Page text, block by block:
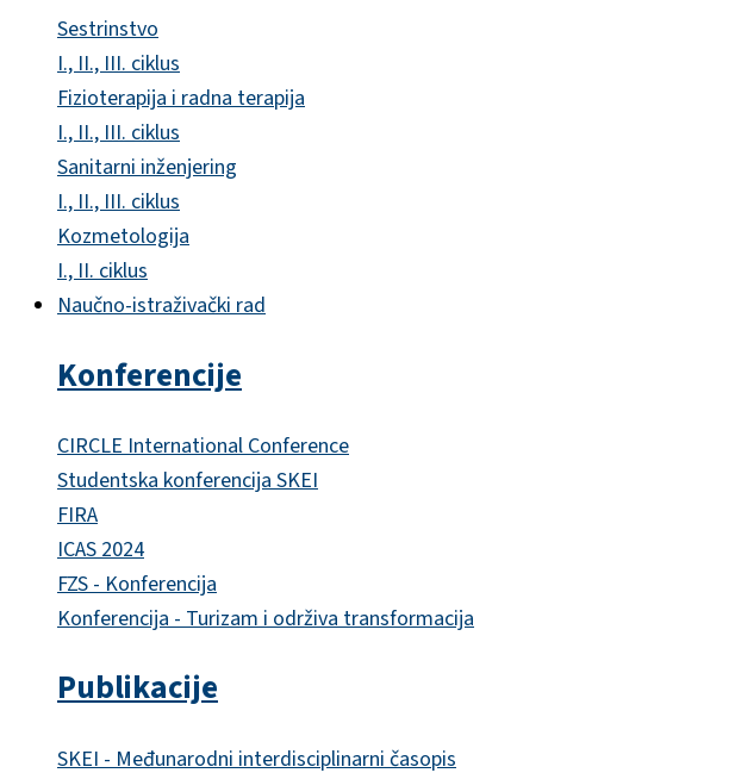
Sestrinstvo
I., II., III. ciklus
Fizioterapija i radna terapija
I., II., III. ciklus
Sanitarni inženjering
I., II., III. ciklus
Kozmetologija
I., II. ciklus
Naučno-istraživački rad
Konferencije
CIRCLE International Conference
Studentska konferencija SKEI
FIRA
ICAS 2024
FZS - Konferencija
Konferencija - Turizam i održiva transformacija
Publikacije
SKEI - Međunarodni interdisciplinarni časopis